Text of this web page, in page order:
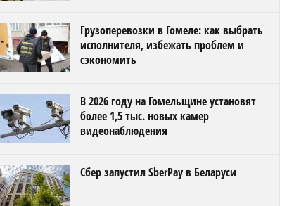
Грузоперевозки в Гомеле: как выбрать
исполнителя, избежать проблем и
сэкономить
В 2026 году на Гомельщине установят
более 1,5 тыс. новых камер
видеонаблюдения
Сбер запустил SberPay в Беларуси